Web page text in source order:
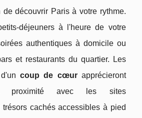
de découvrir Paris à votre rythme.
déjeuners à l'heure de votre
authentiques à domicile ou
et restaurants du quartier. Les
d'uncoup de cœurapprécieront
proximité avec les sites
cachés accessibles à pied